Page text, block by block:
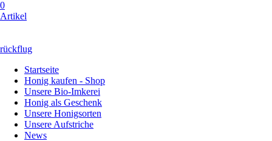
0
Artikel
rückflug
Startseite
Honig kaufen - Shop
Unsere Bio-Imkerei
Honig als Geschenk
Unsere Honigsorten
Unsere Aufstriche
News